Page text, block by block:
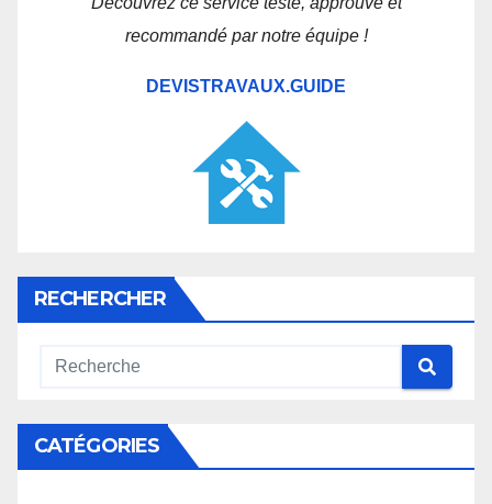
recommandé par notre équipe !
DEVISTRAVAUX.GUIDE
RECHERCHER
CATÉGORIES